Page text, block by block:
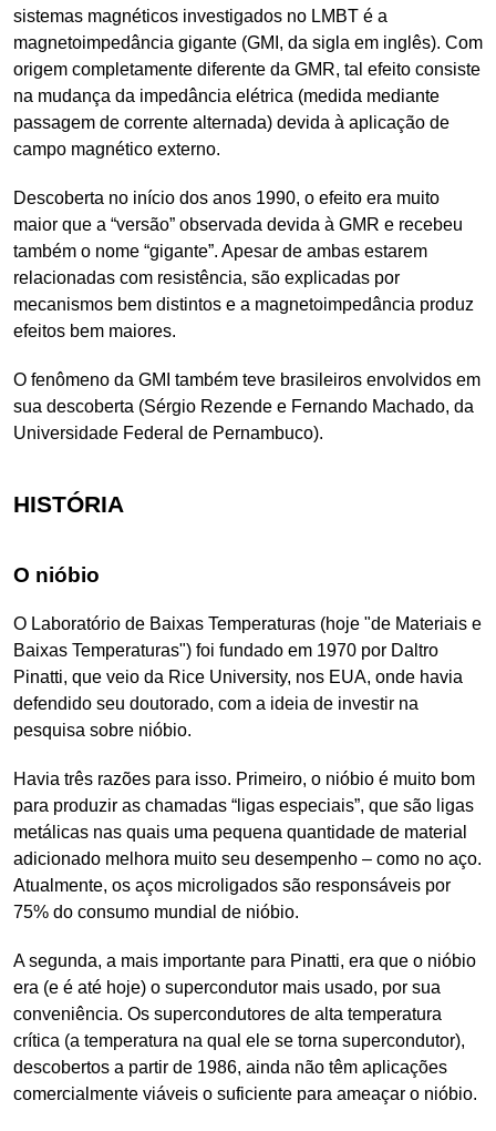
sistemas magnéticos investigados no LMBT é a
magnetoimpedância gigante (GMI, da sigla em inglês). Com
origem completamente diferente da GMR, tal efeito consiste
na mudança da impedância elétrica (medida mediante
passagem de corrente alternada) devida à aplicação de
campo magnético externo.
Descoberta no início dos anos 1990, o efeito era muito
maior que a “versão” observada devida à GMR e recebeu
também o nome “gigante”. Apesar de ambas estarem
relacionadas com resistência, são explicadas por
mecanismos bem distintos e a magnetoimpedância produz
efeitos bem maiores.
O fenômeno da GMI também teve brasileiros envolvidos em
sua descoberta (Sérgio Rezende e Fernando Machado, da
Universidade Federal de Pernambuco).
HISTÓRIA
O nióbio
O Laboratório de Baixas Temperaturas (hoje "de Materiais e
Baixas Temperaturas") foi fundado em 1970 por Daltro
Pinatti, que veio da Rice University, nos EUA, onde havia
defendido seu doutorado, com a ideia de investir na
pesquisa sobre nióbio.
Havia três razões para isso. Primeiro, o nióbio é muito bom
para produzir as chamadas “ligas especiais”, que são ligas
metálicas nas quais uma pequena quantidade de material
adicionado melhora muito seu desempenho – como no aço.
Atualmente, os aços microligados são responsáveis por
75% do consumo mundial de nióbio.
A segunda, a mais importante para Pinatti, era que o nióbio
era (e é até hoje) o supercondutor mais usado, por sua
conveniência. Os supercondutores de alta temperatura
crítica (a temperatura na qual ele se torna supercondutor),
descobertos a partir de 1986, ainda não têm aplicações
comercialmente viáveis o suficiente para ameaçar o nióbio.